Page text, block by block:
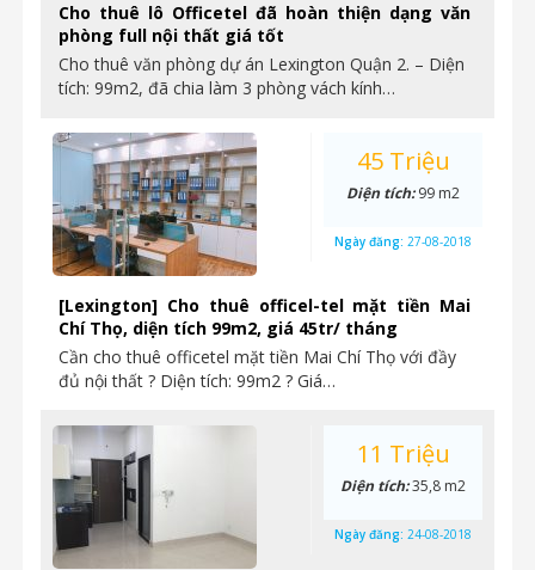
Cho thuê lô Officetel đã hoàn thiện dạng văn
phòng full nội thất giá tốt
Cho thuê văn phòng dự án Lexington Quận 2. – Diện
tích: 99m2, đã chia làm 3 phòng vách kính…
[Lexington] Cho thuê officel-tel mặt tiền Mai
Chí Thọ, diện tích 99m2, giá 45tr/ tháng
Cần cho thuê officetel mặt tiền Mai Chí Thọ với đầy
đủ nội thất ? Diện tích: 99m2 ? Giá…
45 Triệu
Diện tích:99 m2
Ngày đăng: 27-08-2018
11 Triệu
Diện tích:35,8 m2
Ngày đăng: 24-08-2018